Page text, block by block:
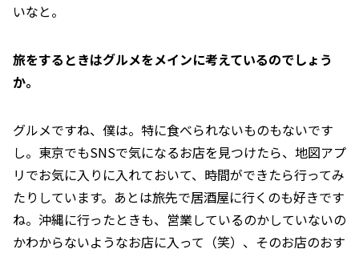
いなと。
――旅をするときはグルメをメインに考えているのでしょう
か。
グルメですね、僕は。特に食べられないものもないです
し。東京でもSNSで気になるお店を見つけたら、地図アプ
リでお気に入りに入れておいて、時間ができたら行ってみ
たりしています。あとは旅先で居酒屋に行くのも好きです
ね。沖縄に行ったときも、営業しているのかしていないの
かわからないようなお店に入って（笑）、そのお店のおす